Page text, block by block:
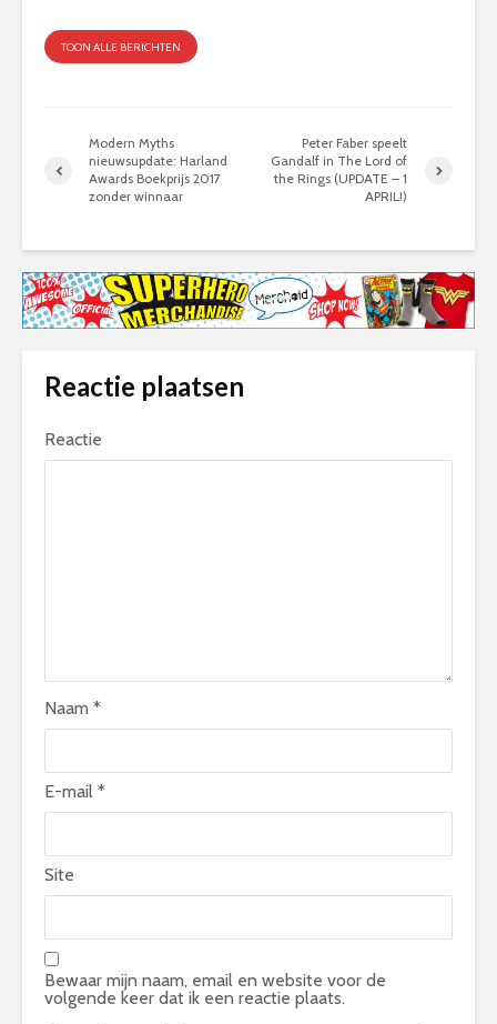
TOON ALLE BERICHTEN
Modern Myths
nieuwsupdate: Harland
Awards Boekprijs 2017
zonder winnaar
Peter Faber speelt
Gandalf in The Lord of
the Rings (UPDATE – 1
APRIL!)
Reactie plaatsen
Reactie
Naam *
E-mail *
Site
Bewaar mijn naam, email en website voor de
volgende keer dat ik een reactie plaats.